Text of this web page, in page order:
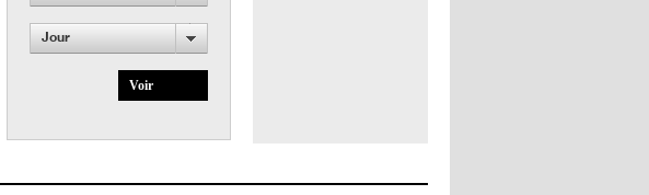
Jour
Voir